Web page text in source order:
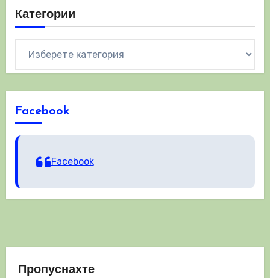
Категории
Facebook
Facebook
Пропуснахте